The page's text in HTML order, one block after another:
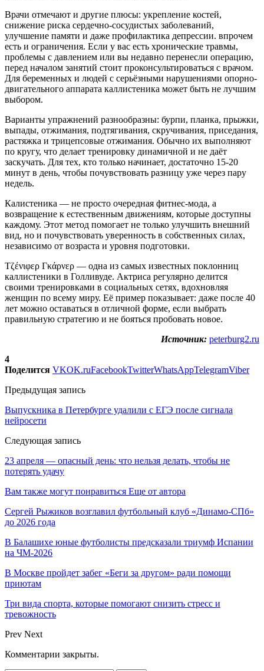
Врачи отмечают и другие плюсы: укрепление костей,
снижение риска сердечно-сосудистых заболеваний,
улучшение памяти и даже профилактика депрессии. впрочем
есть и ограничения. Если у вас есть хронические травмы,
проблемы с давлением или вы недавно перенесли операцию,
перед началом занятий стоит проконсультироваться с врачом.
Для беременных и людей с серьёзными нарушениями опорно-
двигательного аппарата каллистеника может быть не лучшим
выбором.
Варианты упражнений разнообразны: бурпи, планка, прыжки,
выпады, отжимания, подтягивания, скручивания, приседания,
растяжка и трицепсовые отжимания. Обычно их выполняют
по кругу, что делает тренировку динамичной и не даёт
заскучать. Для тех, кто только начинает, достаточно 15-20
минут в день, чтобы почувствовать разницу уже через пару
недель.
Калистеника — не просто очередная фитнес-мода, а
возвращение к естественным движениям, которые доступны
каждому. Этот метод помогает не только улучшить внешний
вид, но и почувствовать уверенность в собственных силах,
независимо от возраста и уровня подготовки.
Тζένιφερ Γκάρνερ — одна из самых известных поклонниц
каллистеники в Голливуде. Актриса регулярно делится
своими тренировками в социальных сетях, вдохновляя
женщин по всему миру. Её пример показывает: даже после 40
лет можно оставаться в отличной форме, если выбрать
правильную стратегию и не бояться пробовать новое.
Источник: peterburg2.ru
4
Поделится VKOK.ruFacebookTwitterWhatsAppTelegramViber
Предыдущая запись
Выпускника в Петербурге удалили с ЕГЭ после сигнала
нейросети
Следующая запись
23 апреля — опасный день: что нельзя делать, чтобы не
потерять удачу
Вам также могут понравиться Еще от автора
Сергей Рыжиков возглавил футбольный клуб «Динамо-СПб»
до 2026 года
В Балашихе юные футболисты предсказали триумф Испании
на ЧМ-2026
В Москве пройдет забег «Беги за другом» ради помощи
приютам
Три вида спорта, которые помогают снизить стресс и
тревожность
Prev Next
Комментарии закрыты.